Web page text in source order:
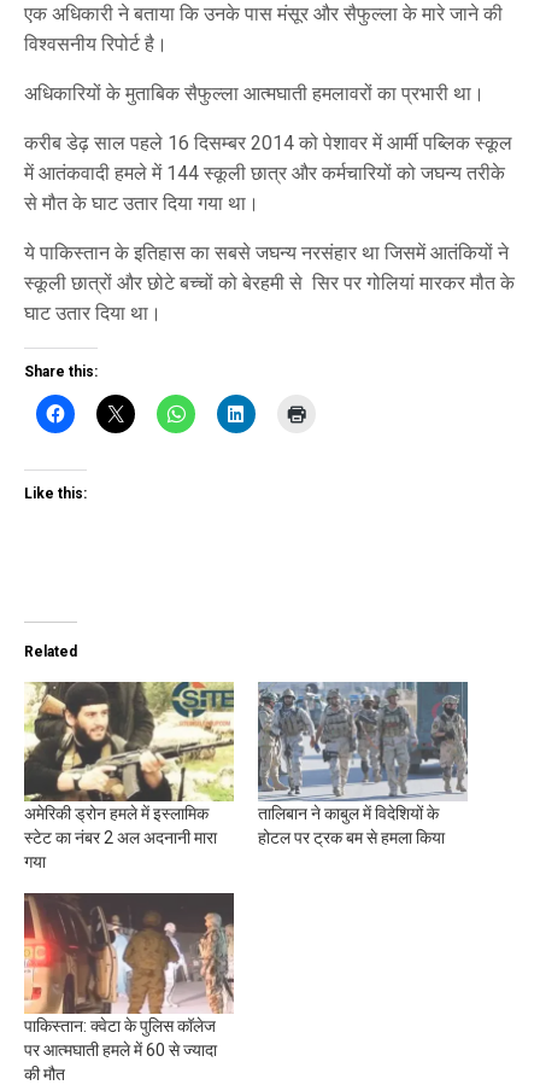
एक अधिकारी ने बताया कि उनके पास मंसूर और सैफुल्ला के मारे जाने की
विश्वसनीय रिपोर्ट है।
अधिकारियों के मुताबिक सैफुल्ला आत्मघाती हमलावरों का प्रभारी था।
करीब डेढ़ साल पहले 16 दिसम्बर 2014 को पेशावर में आर्मी पब्लिक स्कूल
में आतंकवादी हमले में 144 स्कूली छात्र और कर्मचारियों को जघन्य तरीके
से मौत के घाट उतार दिया गया था।
ये पाकिस्तान के इतिहास का सबसे जघन्य नरसंहार था जिसमें आतंकियों ने
स्कूली छात्रों और छोटे बच्चों को बेरहमी से सिर पर गोलियां मारकर मौत के
घाट उतार दिया था।
Share this:
Like this:
Related
अमेरिकी ड्रोन हमले में इस्लामिक
स्टेट का नंबर 2 अल अदनानी मारा
गया
तालिबान ने काबुल में विदेशियों के
होटल पर ट्रक बम से हमला किया
पाकिस्तान: क्वेटा के पुलिस कॉलेज
पर आत्मघाती हमले में 60 से ज्यादा
की मौत